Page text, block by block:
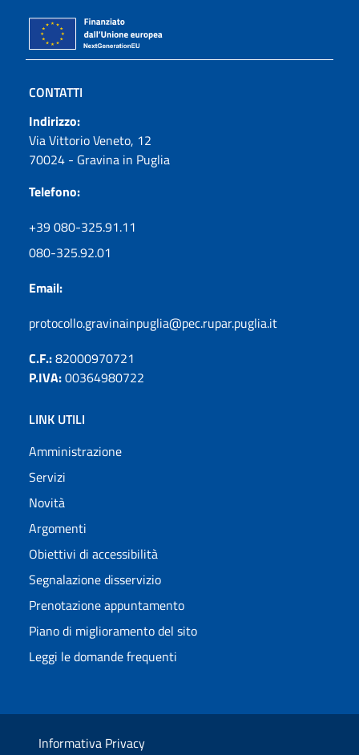
CONTATTI
Indirizzo:
Via Vittorio Veneto, 12
70024 - Gravina in Puglia
Telefono:
+39 080-325.91.11
080-325.92.01
Email:
protocollo.gravinainpuglia@pec.rupar.puglia.it
C.F.:82000970721
P.IVA:00364980722
LINK UTILI
Amministrazione
Servizi
Novità
Argomenti
Obiettivi di accessibilità
Segnalazione disservizio
Prenotazione appuntamento
Piano di miglioramento del sito
Leggi le domande frequenti
Informativa Privacy